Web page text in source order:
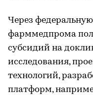
Через
фарммедпрома
субсидий на
исследования,
технологий,
платформ,